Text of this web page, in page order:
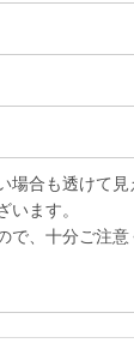
合も透けて見
ます。
、十分ご注意